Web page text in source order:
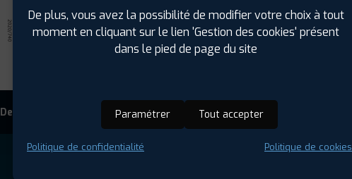
Devenir adherent Offres d'emploi FAQ
De plus, vous avez la possibilité de modifier votre choix à tout
moment en cliquant sur le lien 'Gestion des cookies' présent
dans le pied de page du site
Paramétrer Tout accepter
Politique de confidentialité Politique de cookies